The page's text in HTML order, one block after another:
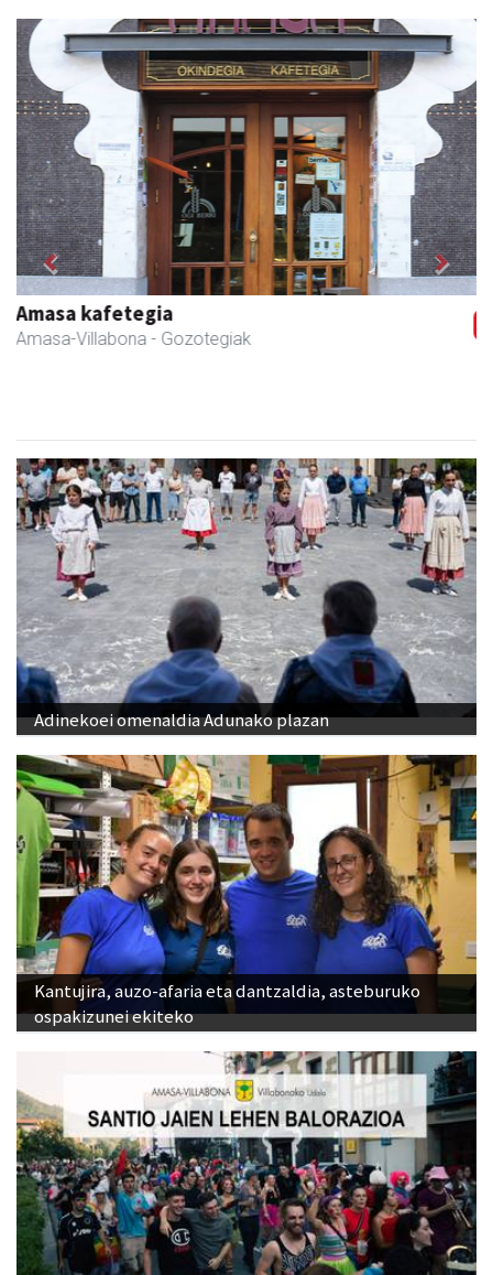
Amasa-Villabonako Udala
Amasa-Villabona - Udaletxeak
Previous Next
Adinekoei omenaldia Adunako plazan
Kantujira, auzo-afaria eta dantzaldia, asteburuko
ospakizunei ekiteko